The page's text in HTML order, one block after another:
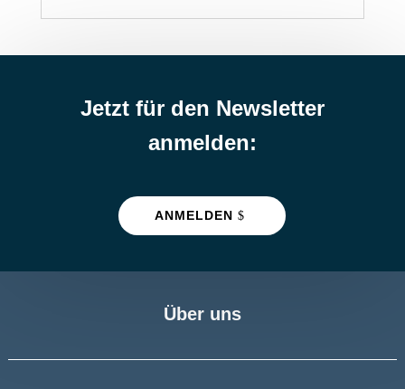
Jetzt für den Newsletter
anmelden:
ANMELDEN
Über uns